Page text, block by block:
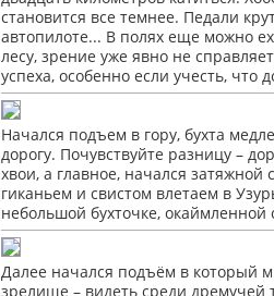
становится все темнее. Педали
автопилоте... В полях еще можно
лесу, зрение уже явно не
успеха, особенно если учесть, что
Начался подъем в гору, бухта
дорогу. Почувствуйте разницу –
хвои, а главное, начался затяжной
гиканьем и свистом влетаем в
небольшой бухточке,
Далее начался подъём в который
зрелище – видеть среди дремучей